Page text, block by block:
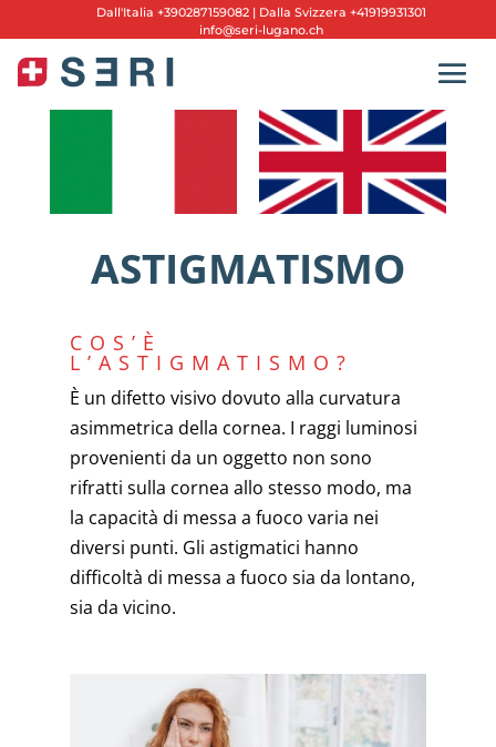
Dall'Italia +390287159082 | Dalla Svizzera +41919931301
info@seri-lugano.ch
ASTIGMATISMO
COS’È
L’ASTIGMATISMO?
È un difetto visivo dovuto alla curvatura
asimmetrica della cornea. I raggi luminosi
provenienti da un oggetto non sono
rifratti sulla cornea allo stesso modo, ma
la capacità di messa a fuoco varia nei
diversi punti. Gli astigmatici hanno
difficoltà di messa a fuoco sia da lontano,
sia da vicino.